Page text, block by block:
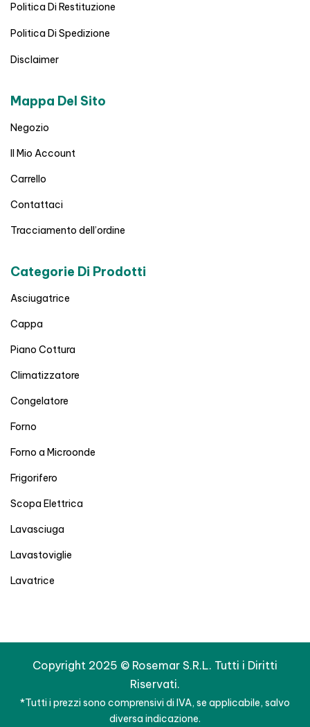
Politica Di Restituzione
Politica Di Spedizione
Disclaimer
Mappa Del Sito
Negozio
Il Mio Account
Carrello
Contattaci
Tracciamento dell’ordine
Categorie Di Prodotti
Asciugatrice
Cappa
Piano Cottura
Climatizzatore
Congelatore
Forno
Forno a Microonde
Frigorifero
Scopa Elettrica
Lavasciuga
Lavastoviglie
Lavatrice
Copyright 2025 © Rosemar S.R.L. Tutti i Diritti
Riservati.
*Tutti i prezzi sono comprensivi di IVA, se applicabile, salvo
diversa indicazione.